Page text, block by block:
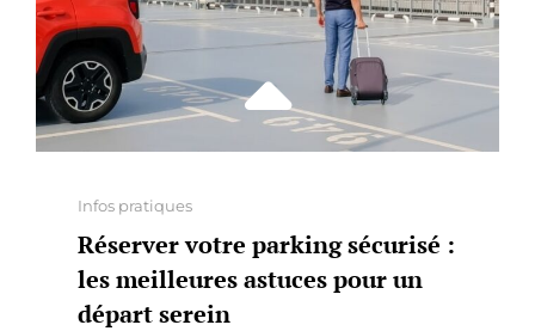
Categories
Infos pratiques
Réserver votre parking sécurisé :
les meilleures astuces pour un
départ serein